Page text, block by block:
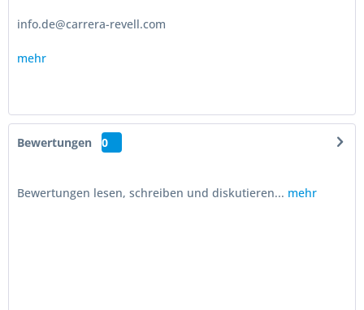
info.de@carrera-revell.com
mehr
Bewertungen 0
Bewertungen lesen, schreiben und diskutieren... mehr